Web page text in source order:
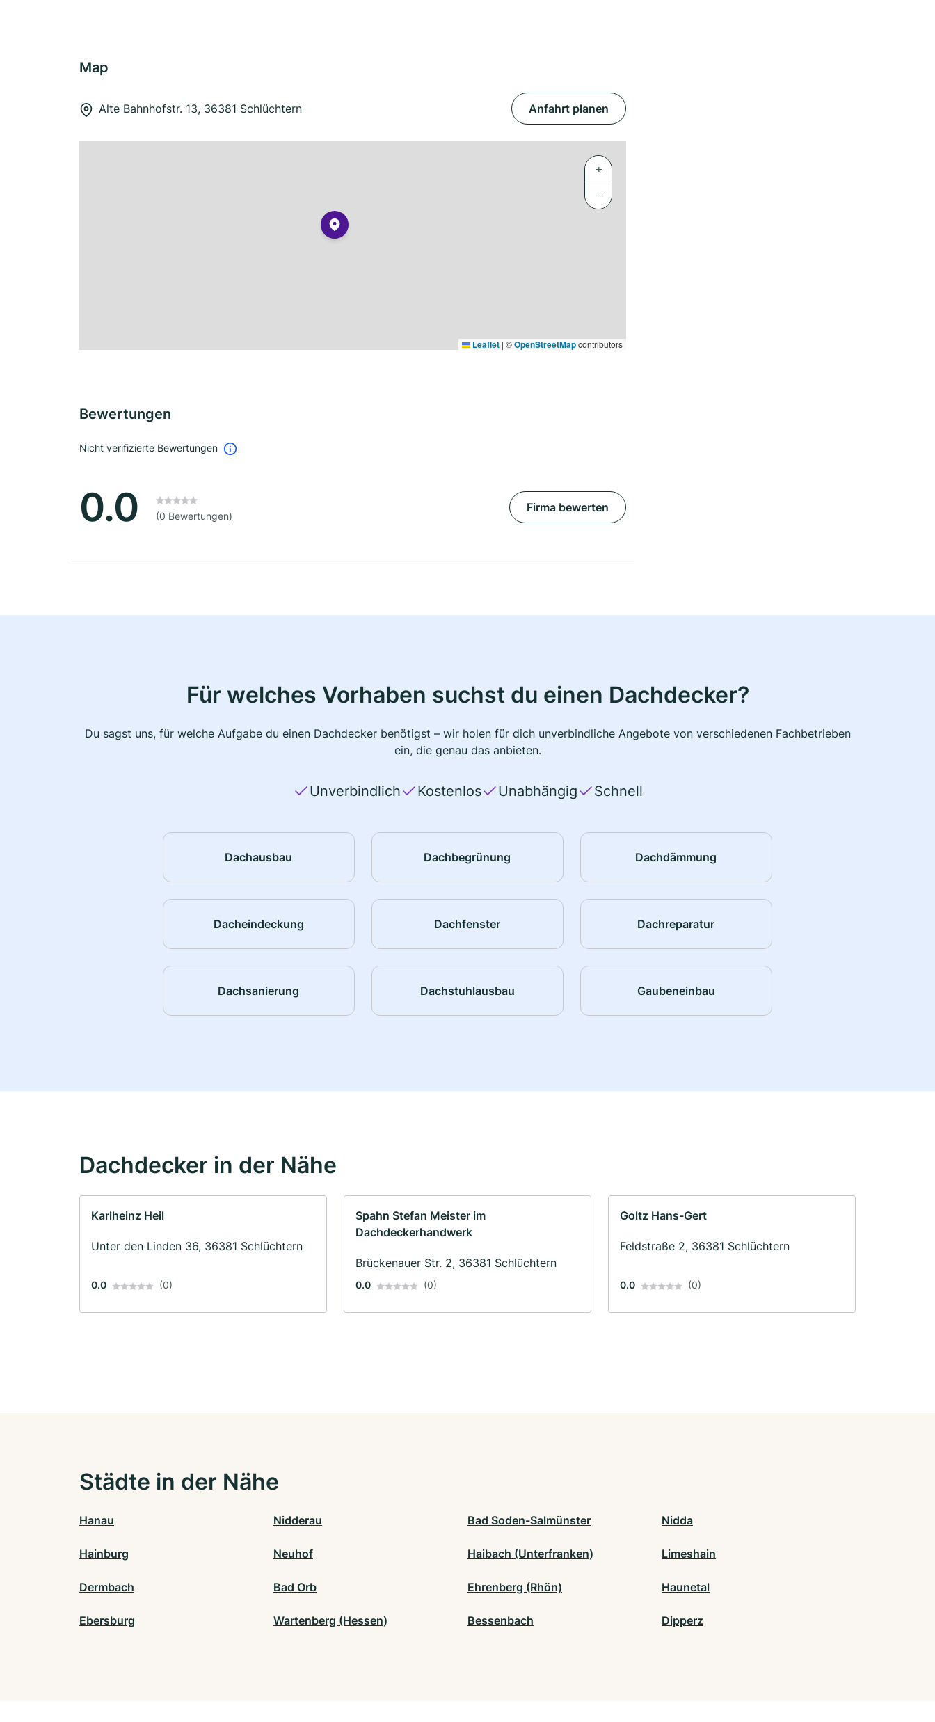
Map
Alte Bahnhofstr. 13, 36381 Schlüchtern Anfahrt planen
+
−
Leaflet | ©OpenStreetMapcontributors
Bewertungen
Nicht verifizierte Bewertungen
0.0 (0 Bewertungen)
Firma bewerten
Für welches Vorhaben suchst du einen Dachdecker?
Du sagst uns, für welche Aufgabe du einen Dachdecker benötigst – wir holen für dich unverbindliche Angebote von verschiedenen Fachbetrieben
ein, die genau das anbieten.
Unverbindlich Kostenlos Unabhängig Schnell
Dachausbau Dachbegrünung Dachdämmung
Dacheindeckung Dachfenster Dachreparatur
Dachsanierung Dachstuhlausbau Gaubeneinbau
Dachdecker in der Nähe
Karlheinz Heil
Unter den Linden 36, 36381 Schlüchtern
0.0 (0)
Spahn Stefan Meister im
Dachdeckerhandwerk
Brückenauer Str. 2, 36381 Schlüchtern
0.0 (0)
Goltz Hans-Gert
Feldstraße 2, 36381 Schlüchtern
0.0 (0)
Städte in der Nähe
Hanau Nidderau Bad Soden-Salmünster Nidda
Hainburg Neuhof Haibach (Unterfranken) Limeshain
Dermbach Bad Orb Ehrenberg (Rhön) Haunetal
Ebersburg Wartenberg (Hessen) Bessenbach Dipperz